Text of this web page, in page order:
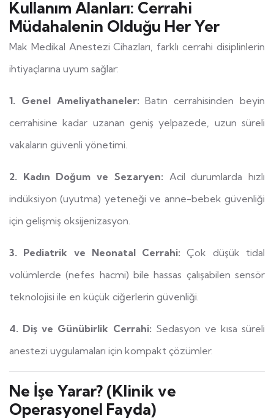
Kullanım Alanları: Cerrahi
Müdahalenin Olduğu Her Yer
Mak Medikal Anestezi Cihazları, farklı cerrahi disiplinlerin
ihtiyaçlarına uyum sağlar:
1. Genel Ameliyathaneler: Batın cerrahisinden beyin
cerrahisine kadar uzanan geniş yelpazede, uzun süreli
vakaların güvenli yönetimi.
2. Kadın Doğum ve Sezaryen: Acil durumlarda hızlı
indüksiyon (uyutma) yeteneği ve anne-bebek güvenliği
için gelişmiş oksijenizasyon.
3. Pediatrik ve Neonatal Cerrahi: Çok düşük tidal
volümlerde (nefes hacmi) bile hassas çalışabilen sensör
teknolojisi ile en küçük ciğerlerin güvenliği.
4. Diş ve Günübirlik Cerrahi: Sedasyon ve kısa süreli
anestezi uygulamaları için kompakt çözümler.
Ne İşe Yarar? (Klinik ve
Operasyonel Fayda)